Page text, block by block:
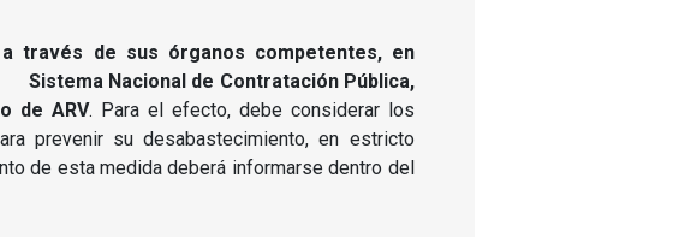
través de sus órganos competentes, en
Sistema Nacional de Contratación Pública,
de ARV. Para el efecto, debe considerar los
prevenir su desabastecimiento, en estricto
de esta medida deberá informarse dentro del